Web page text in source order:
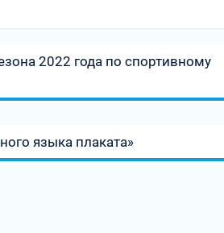
2022 года по спортивному
языка плаката»